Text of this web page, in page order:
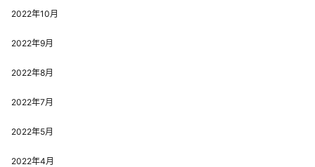
2022年10月
2022年9月
2022年8月
2022年7月
2022年5月
2022年4月